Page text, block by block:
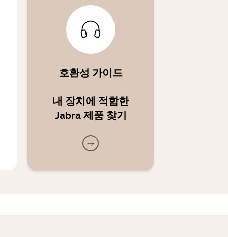
호환성 가이드
내 장치에 적합한
Jabra 제품 찾기